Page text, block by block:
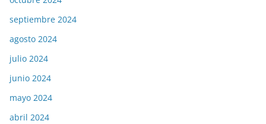
septiembre 2024
agosto 2024
julio 2024
junio 2024
mayo 2024
abril 2024